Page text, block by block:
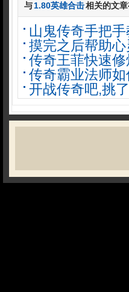
与1.80英雄合击相关的文章
山鬼传奇手把
摸完之后帮助
传奇王菲快速
传奇霸业法师
开战传奇吧,挑